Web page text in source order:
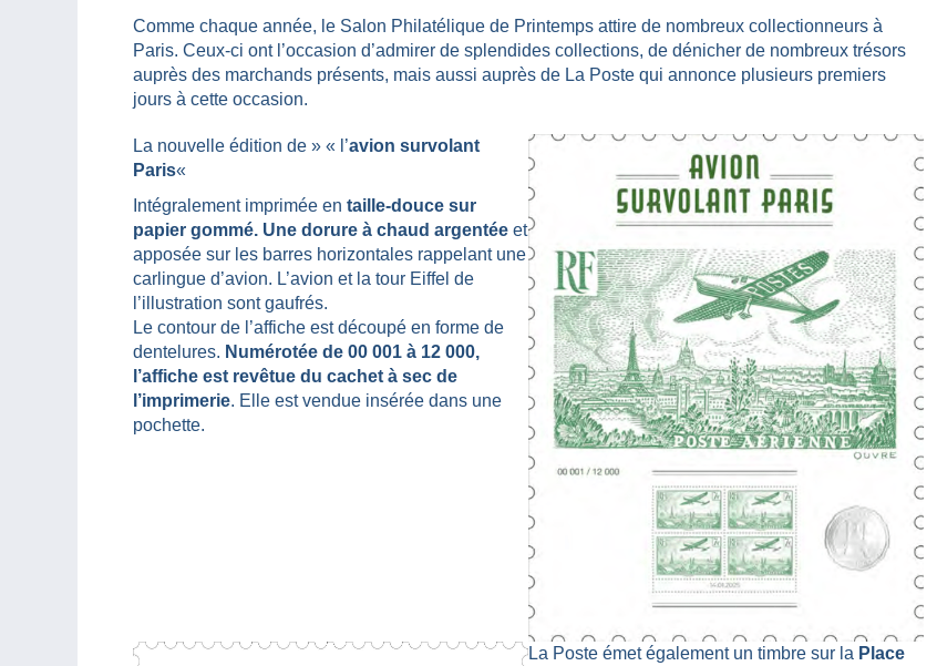
Comme chaque année, le Salon Philatélique de Printemps attire de nombreux collectionneurs à
Paris. Ceux-ci ont l’occasion d’admirer de splendides collections, de dénicher de nombreux trésors
auprès des marchands présents, mais aussi auprès de La Poste qui annonce plusieurs premiers
jours à cette occasion.
La nouvelle édition de » « l’avion survolant
Paris«
Intégralement imprimée en taille-douce sur
papier gommé. Une dorure à chaud argentée et
apposée sur les barres horizontales rappelant une
carlingue d’avion. L’avion et la tour Eiffel de
l’illustration sont gaufrés.
Le contour de l’affiche est découpé en forme de
dentelures. Numérotée de 00 001 à 12 000,
l’affiche est revêtue du cachet à sec de
l’imprimerie. Elle est vendue insérée dans une
pochette.
La Poste émet également un timbre sur la Place